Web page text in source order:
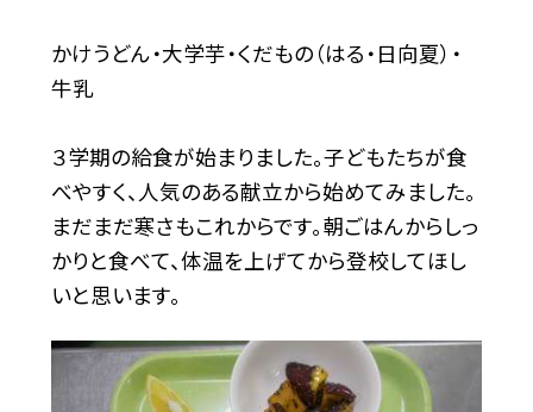
かけうどん・大学芋・くだもの（はる・日向夏）・
牛乳
３学期の給食が始まりました。子どもたちが食
べやすく、人気のある献立から始めてみました。
まだまだ寒さもこれからです。朝ごはんからしっ
かりと食べて、体温を上げてから登校してほし
いと思います。